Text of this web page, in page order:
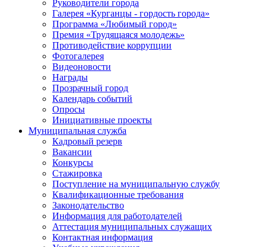
Руководители города
Галерея «Курганцы - гордость города»
Программа «Любимый город»
Премия «Трудящаяся молодежь»
Противодействие коррупции
Фотогалерея
Видеоновости
Награды
Прозрачный город
Календарь событий
Опросы
Инициативные проекты
Муниципальная служба
Кадровый резерв
Вакансии
Конкурсы
Стажировка
Поступление на муниципальную службу
Квалификационные требования
Законодательство
Информация для работодателей
Аттестация муниципальных служащих
Контактная информация